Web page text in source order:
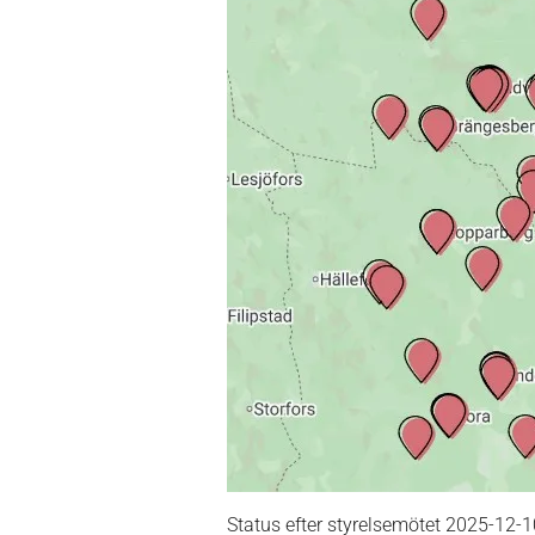
Status efter styrelsemötet 2025-12-